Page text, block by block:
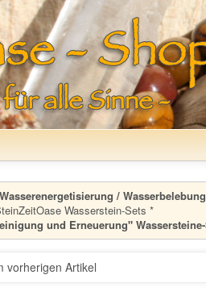
Wasserenergetisierung /
Wasserstein-Sets *
und Erneuerung"
vorherigen Artikel